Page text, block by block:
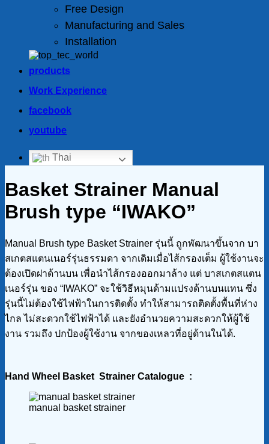
Free Design
Manufacturing and Sales
Installation
products
Work Experience
facebook
youtube
Thai
Basket Strainer Manual
Brush type “IWAKO”
Manual Brush type Basket Strainer รุ่นนี้ ถูกพัฒนาขึ้นจาก บา
สเกตสแตนเนอร์รุ่นธรรมดา จากเดิมเมื่อไส้กรองเต็ม ผู้ใช้งานจะ
ต้องเปิดฝาด้านบน เพื่อนำไส้กรองออกมาล้าง แต่ บาสเกตสแตน
เนอร์รุ่น ของ “IWAKO” จะใช้วิธีหมุนด้ามแปรงด้านบนแทน ซึ่ง
รุ่นนี้ไม่ต้องใช้ไฟฟ้าในการติดตั้ง ทำให้สามารถติดตั้งพื้นที่ห่าง
ไกล ไม่สะดวกใช้ไฟฟ้าได้ และยังอำนวยความสะดวกให้ผู้ใช้
งาน รวมถึง ปกป้องผู้ใช้งาน จากของเหลวที่อยู่ด้านในได้.
Hand Wheel Basket Strainer Catalogue :
manual basket strainer